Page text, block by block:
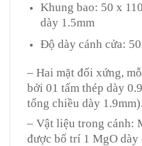
Khung bao: 50 x
dày 1.5mm
Độ dày cánh cửa:
– Hai mặt đối xứng,
bởi 01 tấm thép dày
tổng chiều dày 1.9mm).
– Vật liệu trong cánh:
được bố trí 1 MgO dày